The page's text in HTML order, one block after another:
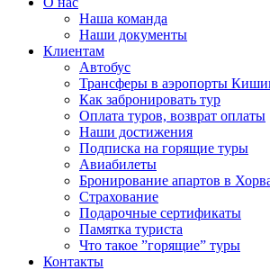
Наша команда
Наши документы
Клиентам
Автобус
Трансферы в аэропорты
Как забронировать тур
Оплата туров, возврат оплаты
Наши достижения
Подписка на горящие туры
Авиабилеты
Бронирование апартов в
Страхование
Подарочные сертификаты
Памятка туриста
Что такое ”горящие” туры
Контакты